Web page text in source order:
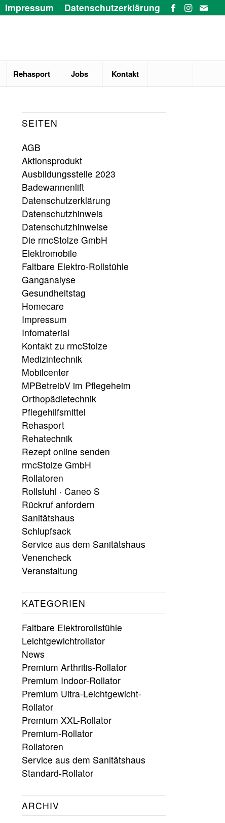
Impressum Datenschutzerklärung
Rehasport Jobs Kontakt
SEITEN
AGB
Aktionsprodukt
Ausbildungsstelle 2023
Badewannenlift
Datenschutzerklärung
Datenschutzhinweis
Datenschutzhinweise
Die rmcStolze GmbH
Elektromobile
Faltbare Elektro-Rollstühle
Ganganalyse
Gesundheitstag
Homecare
Impressum
Infomaterial
Kontakt zu rmcStolze
Medizintechnik
Mobilcenter
MPBetreibV im Pflegeheim
Orthopädietechnik
Pflegehilfsmittel
Rehasport
Rehatechnik
Rezept online senden
rmcStolze GmbH
Rollatoren
Rollstuhl · Caneo S
Rückruf anfordern
Sanitätshaus
Schlupfsack
Service aus dem Sanitätshaus
Venencheck
Veranstaltung
KATEGORIEN
Faltbare Elektrorollstühle
Leichtgewichtrollator
News
Premium Arthritis-Rollator
Premium Indoor-Rollator
Premium Ultra-Leichtgewicht-
Rollator
Premium XXL-Rollator
Premium-Rollator
Rollatoren
Service aus dem Sanitätshaus
Standard-Rollator
ARCHIV